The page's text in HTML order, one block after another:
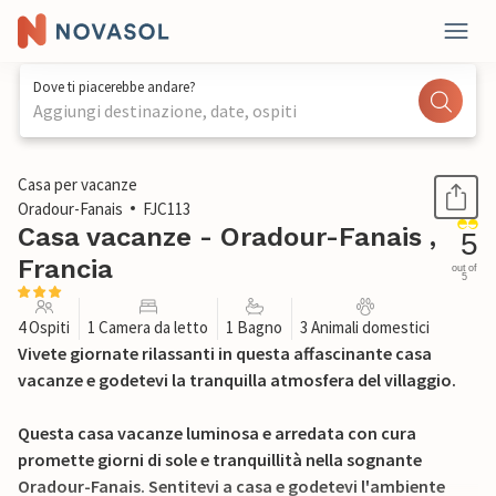
Dove ti piacerebbe andare?
Aggiungi destinazione, date, ospiti
1 / 18
Casa per vacanze
Oradour-Fanais
FJC113
Casa vacanze - Oradour-Fanais ,
Francia
5
out of
5
4 Ospiti 1 Camera da letto 1 Bagno 3 Animali domestici
Vivete giornate rilassanti in questa affascinante casa
vacanze e godetevi la tranquilla atmosfera del villaggio.
Questa casa vacanze luminosa e arredata con cura
promette giorni di sole e tranquillità nella sognante
Oradour-Fanais. Sentitevi a casa e godetevi l'ambiente